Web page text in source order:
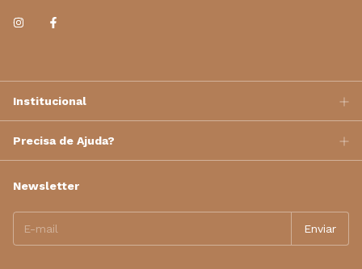
Institucional
Precisa de Ajuda?
Newsletter